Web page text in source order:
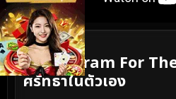
เนื้อเรื่องย่อ
A Hologram For
ศรัทธาในตัวเอง